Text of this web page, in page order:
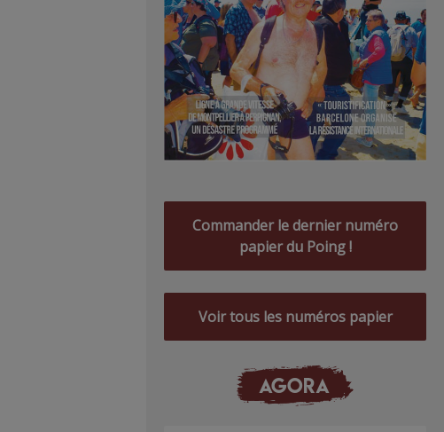
Commander le dernier numéro
papier du Poing !
Voir tous les numéros papier
AGORA